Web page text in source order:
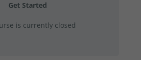
Get Started
is currently closed